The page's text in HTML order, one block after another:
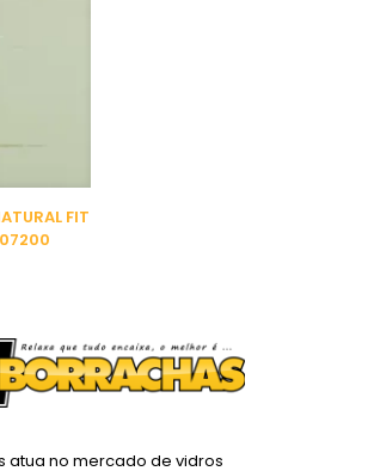
FIT
atua no mercado de vidros